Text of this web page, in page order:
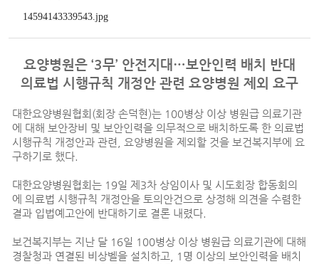
14594143339543.jpg
요양병원은 ‘3무’ 안전지대…보안인력 배치 반대
의료법 시행규칙 개정안 관련 요양병원 제외 요구
대한요양병원협회(회장 손덕현)는 100병상 이상 병원급 의료기관
에 대해 보안장비 및 보안인력을 의무적으로 배치하도록 한 의료법
시행규칙 개정안과 관련, 요양병원을 제외할 것을 보건복지부에 요
구하기로 했다.
대한요양병원협회는 19일 제3차 상임이사 및 시도회장 합동회의
에 의료법 시행규칙 개정안을 토의안건으로 상정해 의견을 수렴한
결과 입법예고안에 반대하기로 결론 내렸다.
보건복지부는 지난 달 16일 100병상 이상 병원급 의료기관에 대해
경찰청과 연결된 비상벨을 설치하고, 1명 이상의 보안인력을 배치